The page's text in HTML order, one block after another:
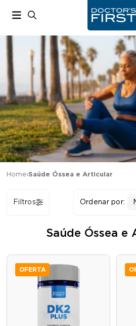
Home›Saúde Óssea e Articular
Ordenar por:
Filtros
Saúde Óssea e
OFERTA